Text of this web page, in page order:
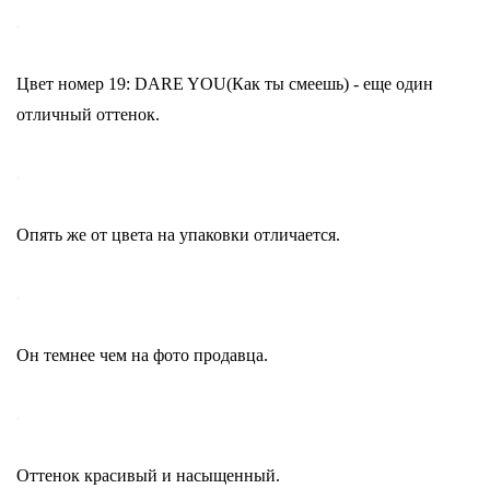
Цвет номер 19: DARE YOU(Как ты смеешь) - еще один
отличный оттенок.
Опять же от цвета на упаковки отличается.
Он темнее чем на фото продавца.
Оттенок красивый и насыщенный.